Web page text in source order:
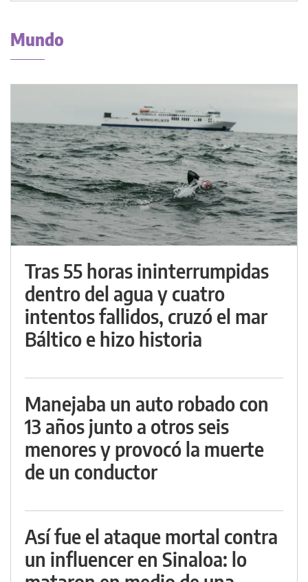
Mundo
Tras 55 horas ininterrumpidas
dentro del agua y cuatro
intentos fallidos, cruzó el mar
Báltico e hizo historia
Manejaba un auto robado con
13 años junto a otros seis
menores y provocó la muerte
de un conductor
Así fue el ataque mortal contra
un influencer en Sinaloa: lo